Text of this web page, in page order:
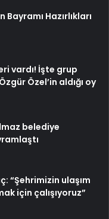
Bayramı Hazırlıkları
vardı! İşte grup
Özel’in aldığı oy
belediye
“Şehrimizin ulaşım
için çalışıyoruz”